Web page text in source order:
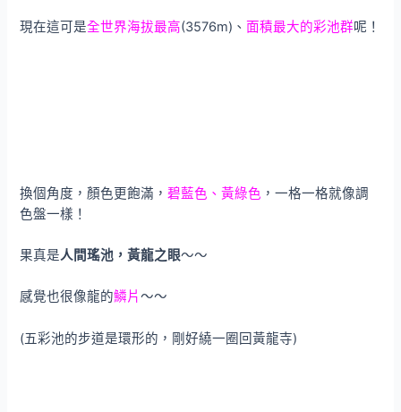
現在這可是全世界海拔最高(3576m)、面積最大的彩池群呢！
換個角度，顏色更飽滿，碧藍色、黃綠色 ，一格一格就像調
色盤一樣！
果真是人間瑤池，黃龍之眼～～
感覺也很像龍的鱗片～～
(五彩池的步道是環形的，剛好繞一圈回黃龍寺)